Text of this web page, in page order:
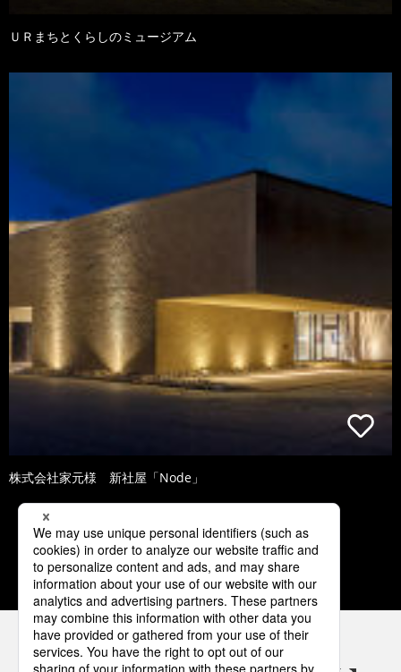
ＵＲまちとくらしのミュージアム
株式会社家元様 新社屋「Node」
2 3 4 5 6
パナソニックの電気設備 SNSアカウント